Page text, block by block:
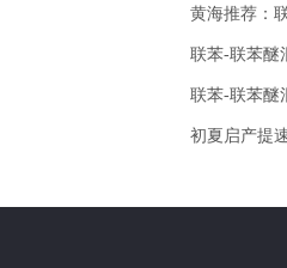
黄海推荐：
联苯-联苯醚
联苯-联苯醚
初夏启产提